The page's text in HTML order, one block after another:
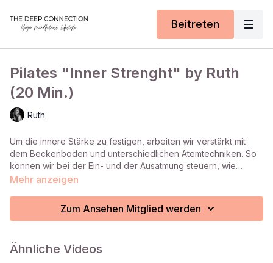
Beitreten
Pilates "Inner Strenght" by Ruth
(20 Min.)
Ruth
Um die innere Stärke zu festigen, arbeiten wir verstärkt mit
dem Beckenboden und unterschiedlichen Atemtechniken. So
können wir bei der Ein- und der Ausatmung steuern, wie
intensiv wir aus der Mitte heraus arbeiten.
Mehr anzeigen
Zum Ansehen Mitglied werden
Ähnliche Videos